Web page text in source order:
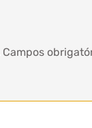
Campos